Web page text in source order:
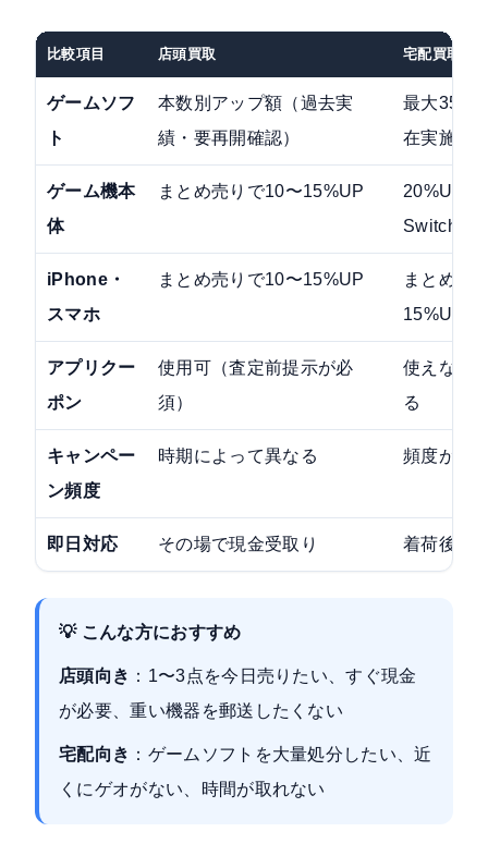
比較項目 店頭買取 宅配買取
ゲームソフ
ト
本数別アップ額（過去実
績・要再開確認）
最大
在実施中
ゲーム機本
体
まとめ売りで10〜15%UP
20%UP（
Switch）
iPhone・
スマホ
まとめ売りで10〜15%UP
まとめ売
15%UP
アプリクー
ポン
使用可（査定前提示が必
須）
使えない
る
キャンペー
ン頻度
時期によって異なる 頻度が高
即日対応 その場で現金受取り 着荷後1
💡 こんな方におすすめ
店頭向き ：1〜3点を今日売りたい、すぐ現金
が必要、重い機器を郵送したくない
宅配向き ：ゲームソフトを大量処分したい、近
くにゲオがない、時間が取れない